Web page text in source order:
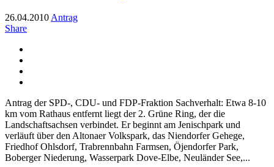
26.04.2010 Antrag
Share
Antrag der SPD-, CDU- und FDP-Fraktion Sachverhalt: Etwa 8-10
km vom Rathaus entfernt liegt der 2. Grüne Ring, der die
Landschaftsachsen verbindet. Er beginnt am Jenischpark und
verläuft über den Altonaer Volkspark, das Niendorfer Gehege,
Friedhof Ohlsdorf, Trabrennbahn Farmsen, Öjendorfer Park,
Boberger Niederung, Wasserpark Dove-Elbe, Neuländer See,...